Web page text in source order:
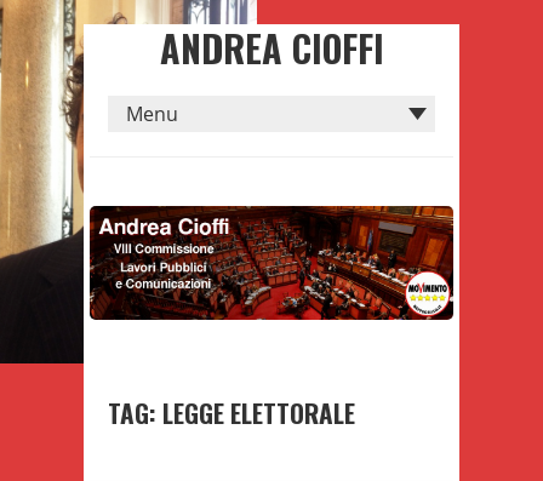
ANDREA CIOFFI
TAG: LEGGE ELETTORALE